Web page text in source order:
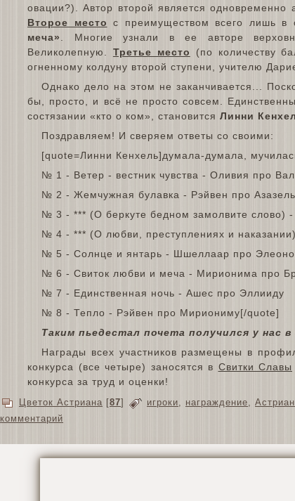
овации?). Автор второй является
Второе место с преимуществом всего лишь в
меча»
. Многие узнали в ее авторе
Великолепную. Третье место (по количеству
огненному колдуну второй ступени, учителю
Однако дело на этом не заканчивается...
бы, просто, и всё не просто совсем.
состязании «кто о ком», становится Линни
Поздравляем! И сверяем ответы со своими:
[quote=Линни Кенхель]думала-думала,
№ 1 - Ветер - вестник чувства - Оливия про
№ 2 - Жемчужная булавка - Рэйвен про Азазель
№ 3 - *** (О беркуте бедном замолвите слово)
№ 4 - *** (О любви, преступлениях и
№ 5 - Солнце и янтарь - Шшеллаар про
№ 6 - Свиток любви и меча - Мирионима про
№ 7 - Единственная ночь - Ашес про Эллииду
№ 8 - Тепло - Рэйвен про Мириониму[/quote]
Таким пьедестал почета получился у нас
Награды всех участников размещены в
конкурса (все четыре) заносятся в Свитки Славы
конкурса за труд и оценки!
Цветок Астриана [87] игроки награждение Астриан
комментарий